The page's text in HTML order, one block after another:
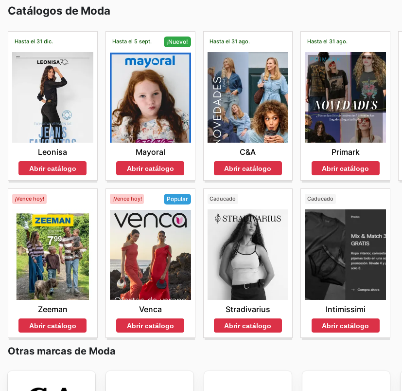
compras seleccionadas y devoluciones gratuitas.
Catálogos de Moda
Hasta el 31 dic.
Leonisa
Abrir catálogo
Hasta el 5 sept. ¡Nuevo!
Mayoral
Abrir catálogo
Hasta el 31 ago.
C&A
Abrir catálogo
Hasta el 31 ago.
Primark
Abrir catálogo
¡Vence hoy!
Zeeman
Abrir catálogo
¡Vence hoy! Popular
Venca
Abrir catálogo
Caducado
Stradivarius
Abrir catálogo
Caducado
Intimissimi
Abrir catálogo
Otras marcas de Moda